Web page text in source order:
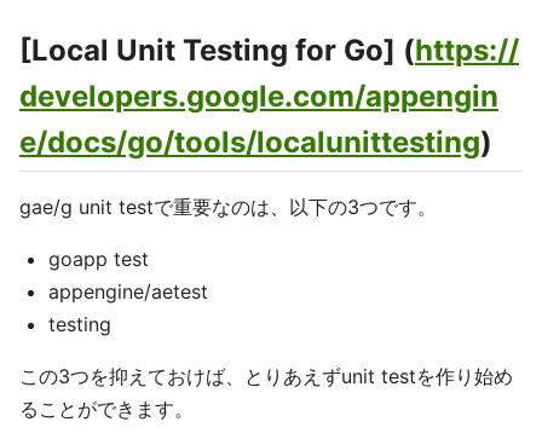
[Local Unit Testing for Go] (https://
developers.google.com/appengin
e/docs/go/tools/localunittesting)
gae/g unit testで重要なのは、以下の3つです。
goapp test
appengine/aetest
testing
この3つを抑えておけば、とりあえずunit testを作り始め
ることができます。